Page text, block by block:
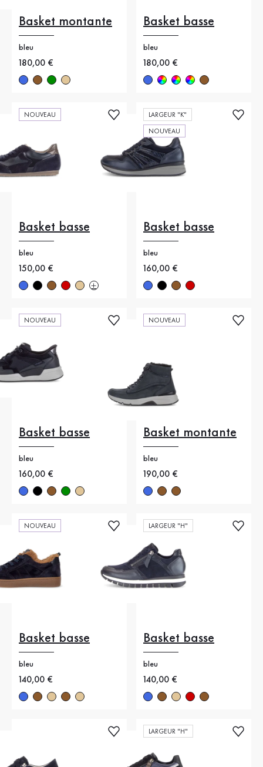
Basket montante
bleu
Nouveau prix
180,00 €
Basket basse
bleu
Nouveau prix
180,00 €
NOUVEAU
Basket basse
bleu
Nouveau prix
150,00 €
LARGEUR "K"
NOUVEAU
Basket basse
bleu
Nouveau prix
160,00 €
NOUVEAU
Basket basse
bleu
Nouveau prix
160,00 €
NOUVEAU
Basket montante
bleu
Nouveau prix
190,00 €
NOUVEAU
Basket basse
bleu
Nouveau prix
140,00 €
LARGEUR "H"
Basket basse
bleu
Nouveau prix
140,00 €
LARGEUR "H"